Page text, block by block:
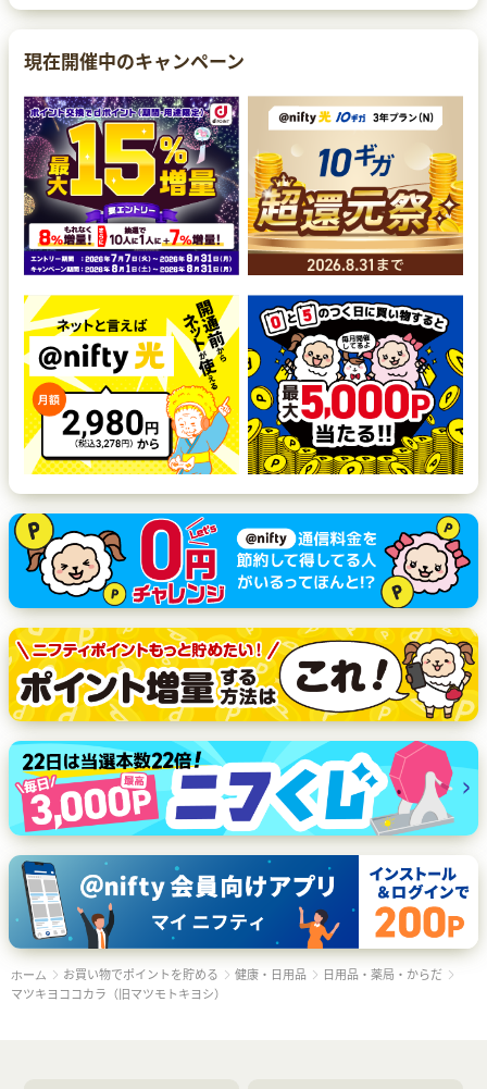
現在開催中のキャンペーン
ホーム お買い物でポイントを貯める 健康・日用品
日用品・薬局・からだ
マツキヨココカラ（旧マツモトキヨシ）